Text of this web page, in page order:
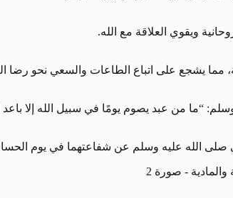
ويقوي العلاقة مع الله.
مما يشجع على اتباع الطاعات والسعي نحو رضا
“ما من عبد يصوم يومًا في سبيل الله إلا
صلى الله عليه وسلم عن شفاعتهما في يوم